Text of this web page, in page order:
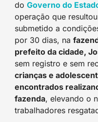
do Governo do
operação que
submetido a
por 30 dias, na
prefeito da cidade,
sem registro e sem
crianças e
encontrados
fazenda, elevando o
trabalhadores